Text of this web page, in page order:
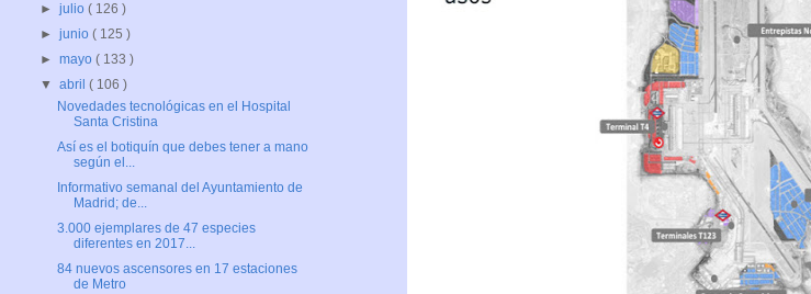
►julio( 126 )
►junio( 125 )
►mayo( 133 )
▼abril( 106 )
Novedades tecnológicas en el Hospital
Santa Cristina
Así es el botiquín que debes tener a mano
según el...
Informativo semanal del Ayuntamiento de
Madrid; de...
3.000 ejemplares de 47 especies
diferentes en 2017...
84 nuevos ascensores en 17 estaciones
de Metro